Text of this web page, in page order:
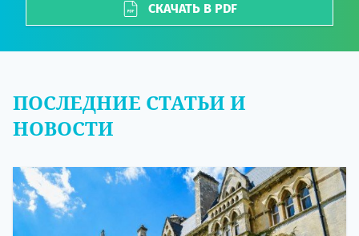
СКАЧАТЬ В PDF
ПОСЛЕДНИЕ СТАТЬИ И
НОВОСТИ